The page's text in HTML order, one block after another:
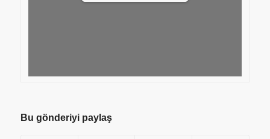
Bu gönderiyi paylaş